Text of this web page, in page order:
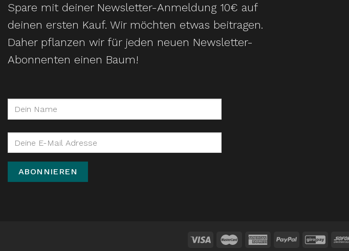
Spare mit deiner Newsletter-Anmeldung 10€ auf
deinen ersten Kauf. Wir möchten etwas beitragen.
Daher pflanzen wir für jeden neuen Newsletter-
Abonnenten einen Baum!